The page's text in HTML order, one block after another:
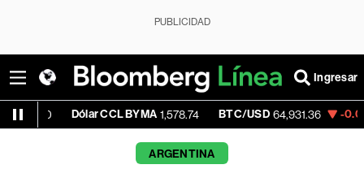
PUBLICIDAD
Ingresar
Dólar CCL BYMA 1,578.74 BTC/USD 64,931.36 -0.01% ETH/
ARGENTINA